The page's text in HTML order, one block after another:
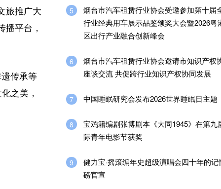
旅推广大
播平台，
传承等
之美，
5
烟台市汽车租赁行业协会受邀参加第十届
行业经典用车展示品鉴颁奖大会暨2026粤
区出行产业融合创新峰会
6
烟台市汽车租赁行业协会邀请市知识产权
座谈交流 共促跨行业知识产权协同发展
7 中国睡眠研究会发布2026世界睡眠日主题
8
宝鸡籍编剧张博剧本《大同1945》在第九
际青年电影节获奖
9
健力宝·摇滚编年史超级演唱会四十年的
磅官宣